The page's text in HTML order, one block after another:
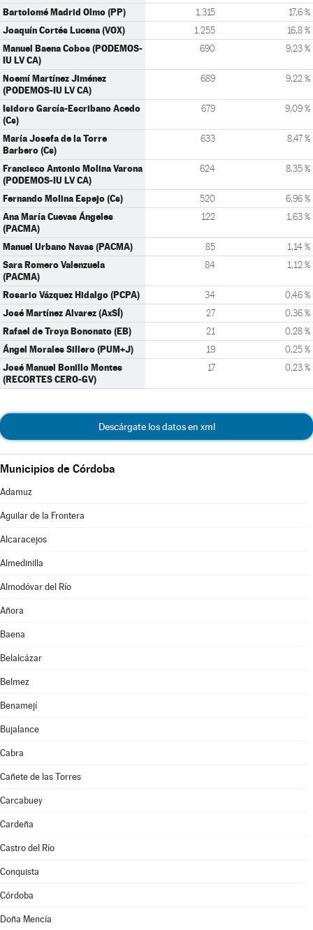
Bartolomé Madrid Olmo (PP) 1.315 17,6 %
Joaquín Cortés Lucena (VOX) 1.255 16,8 %
Manuel Baena Cobos (PODEMOS-
IU LV CA)
690 9,23 %
Noemí Martínez Jiménez
(PODEMOS-IU LV CA)
689 9,22 %
Isidoro García-Escribano Acedo
(Cs)
679 9,09 %
María Josefa de la Torre
Barbero (Cs)
633 8,47 %
Francisco Antonio Molina Varona
(PODEMOS-IU LV CA)
624 8,35 %
Fernando Molina Espejo (Cs) 520 6,96 %
Ana María Cuevas Ángeles
(PACMA)
122 1,63 %
Manuel Urbano Navas (PACMA) 85 1,14 %
Sara Romero Valenzuela
(PACMA)
84 1,12 %
Rosario Vázquez Hidalgo (PCPA) 34 0,46 %
José Martínez Alvarez (AxSÍ) 27 0,36 %
Rafael de Troya Bononato (EB) 21 0,28 %
Ángel Morales Sillero (PUM+J) 19 0,25 %
José Manuel Bonillo Montes
(RECORTES CERO-GV)
17 0,23 %
Descárgate los datos en xml
Municipios de Córdoba
Adamuz
Aguilar de la Frontera
Alcaracejos
Almedinilla
Almodóvar del Río
Añora
Baena
Belalcázar
Belmez
Benamejí
Bujalance
Cabra
Cañete de las Torres
Carcabuey
Cardeña
Castro del Río
Conquista
Córdoba
Doña Mencía